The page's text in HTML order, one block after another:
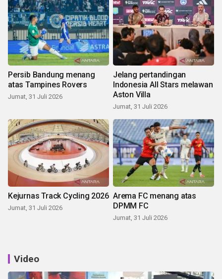
Persib Bandung menang
atas Tampines Rovers
Jumat, 31 Juli 2026
Jelang pertandingan
Indonesia All Stars melawan
Aston Villa
Jumat, 31 Juli 2026
Kejurnas Track Cycling 2026
Jumat, 31 Juli 2026
Arema FC menang atas
DPMM FC
Jumat, 31 Juli 2026
Video